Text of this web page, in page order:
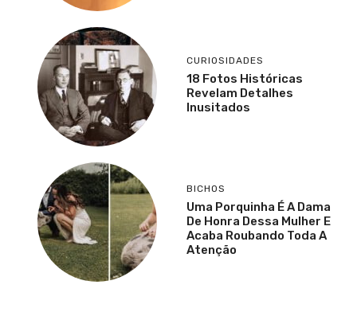
CURIOSIDADES
18 Fotos Históricas
Revelam Detalhes
Inusitados
BICHOS
Uma Porquinha É A Dama
De Honra Dessa Mulher E
Acaba Roubando Toda A
Atenção